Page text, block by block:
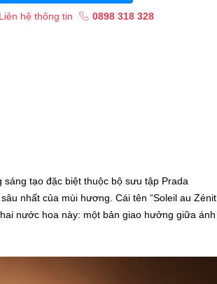
Liên hệ thông tin 0898 318 328
tạo đặc biệt thuộc bộ sưu tập Prada
nhất của mùi hương. Cái tên “Soleil au
nước hoa này: một bản giao hưởng giữa ánh